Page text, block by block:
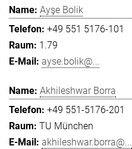
Ayşe Bolik
+49 551 5176-101
1.79
ayse.bolik@...
Akhileshwar Borra
+49 551-5176-201
TU München
akhileshwar.borra@...